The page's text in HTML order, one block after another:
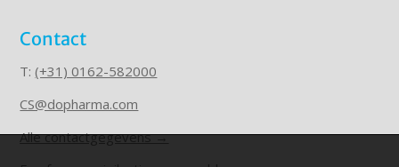
Contact
T:(+31) 0162-582000
CS@dopharma.com
Alle contactgegevens →